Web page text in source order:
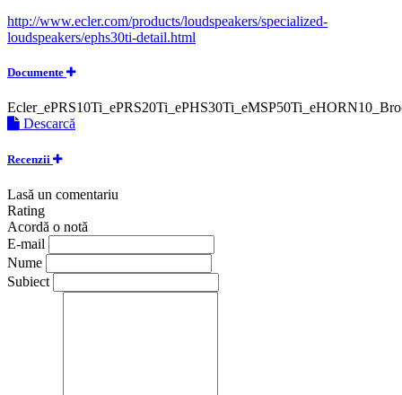
http://www.ecler.com/products/loudspeakers/specialized-
loudspeakers/ephs30ti-detail.html
Documente
Descarcă
Recenzii
Lasă un comentariu
Rating
Acordă o notă
E-mail
Nume
Subiect